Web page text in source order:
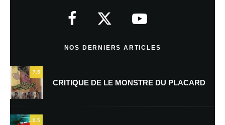
NOS DERNIERS ARTICLES
7.5
CRITIQUE DE LE MONSTRE DU PLACARD
9.5